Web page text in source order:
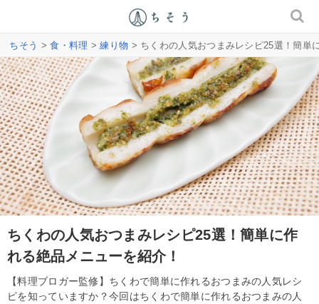
ちそう >食・料理 >練り物 > ちくわの人気おつまみレシピ25選！簡単
ちくわの人気おつまみレシピ25選！簡単に作
れる絶品メニューを紹介！
【料理ブロガー監修】ちくわで簡単に作れるおつまみの人気レシ
ピを知っていますか？今回はちくわで簡単に作れるおつまみの人